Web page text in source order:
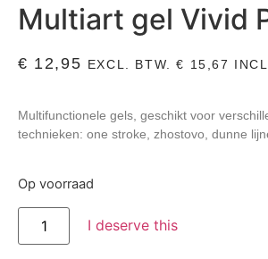
Multiart gel Vivid
€ 12,95 EXCL. BTW.€ 15,67
Multifunctionele gels, geschikt voor
technieken: one stroke, zhostovo, dunne
Op voorraad
I deserve this